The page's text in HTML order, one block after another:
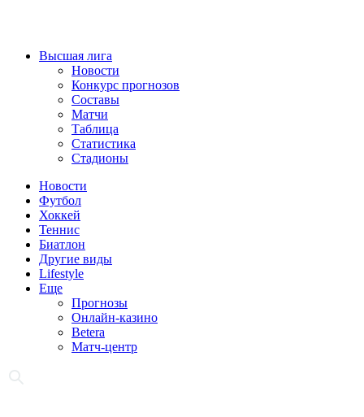
Высшая лига
Новости
Конкурс прогнозов
Составы
Матчи
Таблица
Статистика
Стадионы
Новости
Футбол
Хоккей
Теннис
Биатлон
Другие виды
Lifestyle
Еще
Прогнозы
Онлайн-казино
Betera
Матч-центр